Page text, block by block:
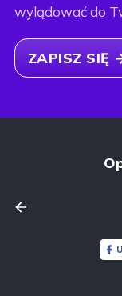
wylądować do
ZAPISZ SIĘ